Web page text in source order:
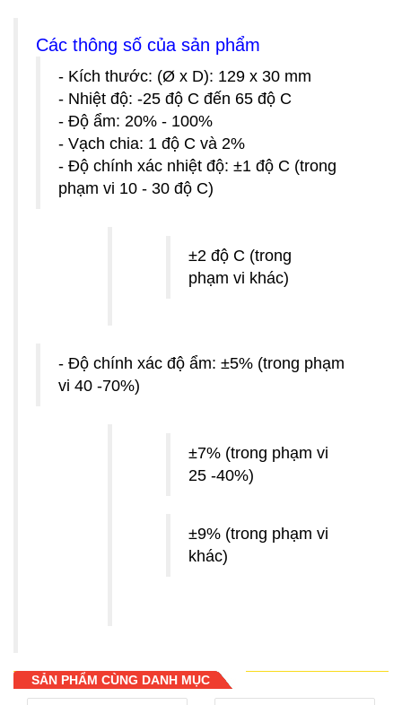
Các thông số của sản phẩm
- Kích thước: (Ø x D): 129 x 30 mm
- Nhiệt độ: -25 độ C đến 65 độ C
- Độ ẩm: 20% - 100%
- Vạch chia: 1 độ C và 2%
- Độ chính xác nhiệt độ: ±1 độ C (trong
phạm vi 10 - 30 độ C)
±2 độ C (trong
phạm vi khác)
- Độ chính xác độ ẩm: ±5% (trong phạm
vi 40 -70%)
±7% (trong phạm vi
25 -40%)
±9% (trong phạm vi
khác)
SẢN PHẨM CÙNG DANH MỤC